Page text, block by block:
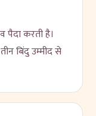
पैदा करती है।
बिंदु उम्मीद से